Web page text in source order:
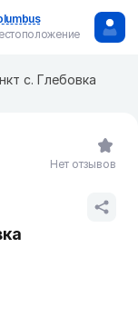
с. Глебовка
Нет отзывов